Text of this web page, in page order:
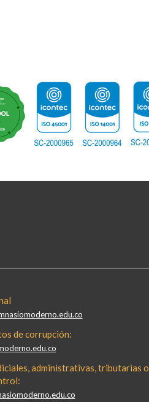
de corrupción:
administrativas, tributarias o